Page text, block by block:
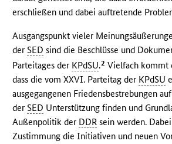
erschließen und dabei auftretende
Ausgangspunkt vieler
derSED sind die Beschlüsse und
Parteitages der KPdSU.2 Vielfach kommt
dass die vom XXVI. Parteitag der KPdSU
ausgegangenen Friedensbestrebungen
derSED Unterstützung finden und
Außenpolitik der DDR sein werden.
Zustimmung die Initiativen und neuen